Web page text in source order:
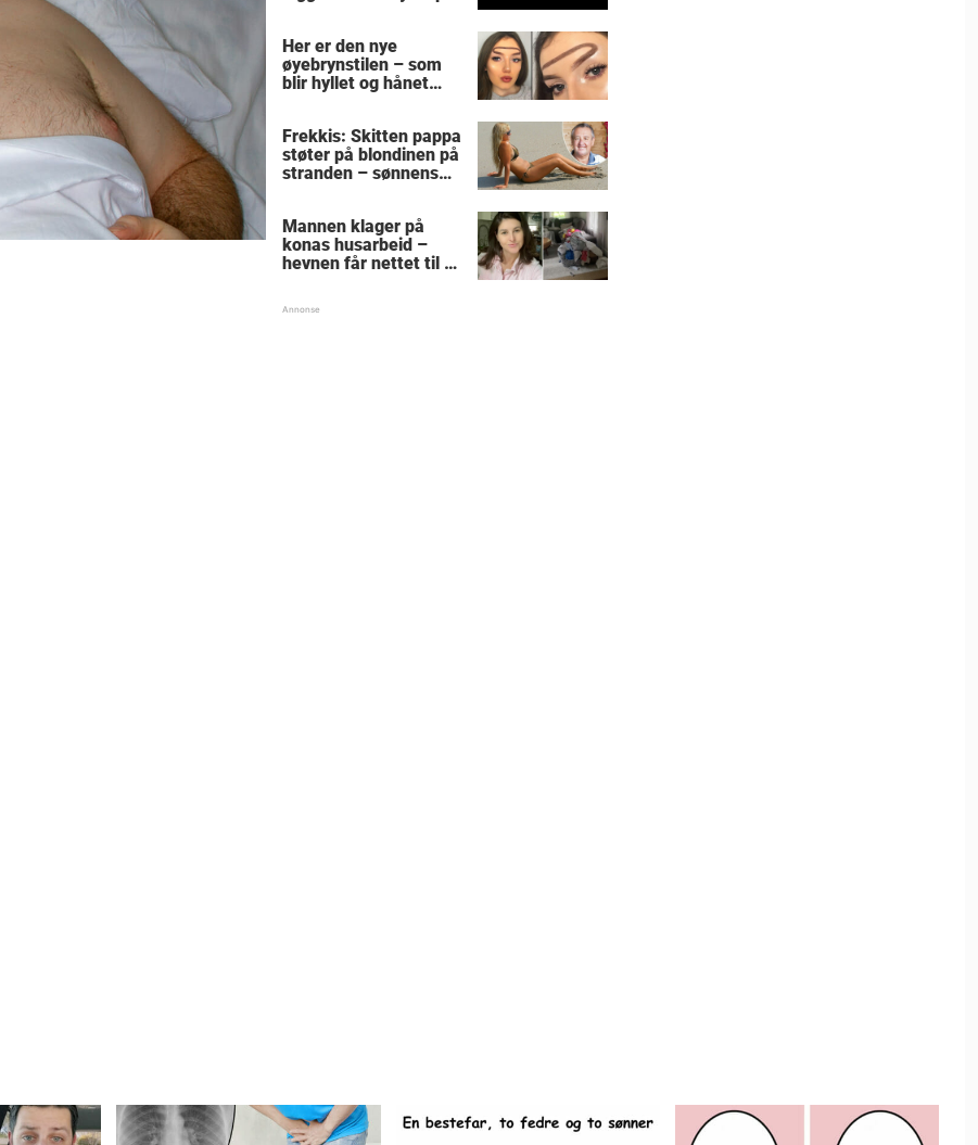
Her er den nye
øyebrynstilen – som
blir hyllet og hånet
Frekkis: Skitten pappa
støter på blondinen på
stranden – sønnens
gråte
Mannen klager på
konas husarbeid –
hevnen får nettet til å